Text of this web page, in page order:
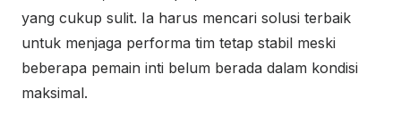
yang cukup sulit. Ia harus mencari solusi terbaik
untuk menjaga performa tim tetap stabil meski
beberapa pemain inti belum berada dalam kondisi
maksimal.